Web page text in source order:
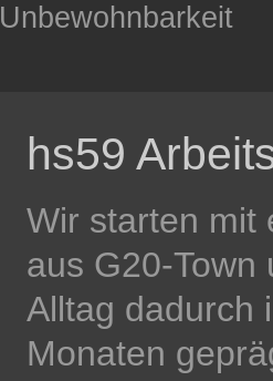
Unbewohnbarkeit
hs59
Wir starten mit
aus G20-Town
Alltag dadurch
Monaten